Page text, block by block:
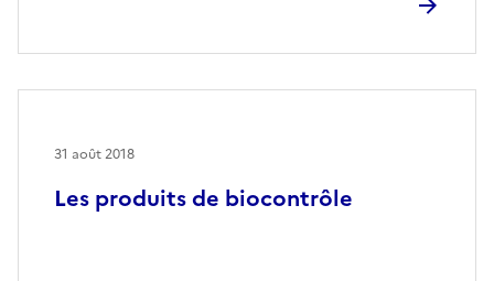
Les produits de biocontrôle
31 août 2018